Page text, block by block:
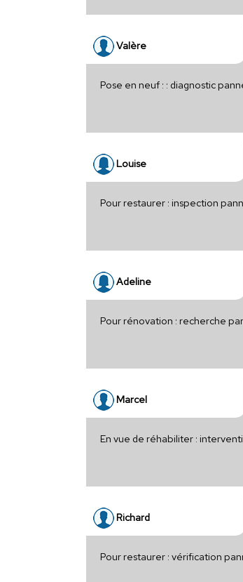
Valère
Pose en neuf : : diagnostic
Louise
Pour restaurer : inspection
Adeline
Pour rénovation : recherche
Marcel
En vue de réhabiliter :
Richard
Pour restaurer : vérification